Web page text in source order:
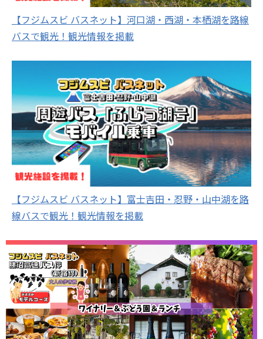
【フジムスビ バスネット】河口湖・西湖・本栖湖を路線
バスで観光！観光情報を掲載
【フジムスビ バスネット】富士吉田・忍野・山中湖を路
線バスで観光！観光情報を掲載